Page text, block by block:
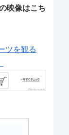
映像はこち
ツを観る